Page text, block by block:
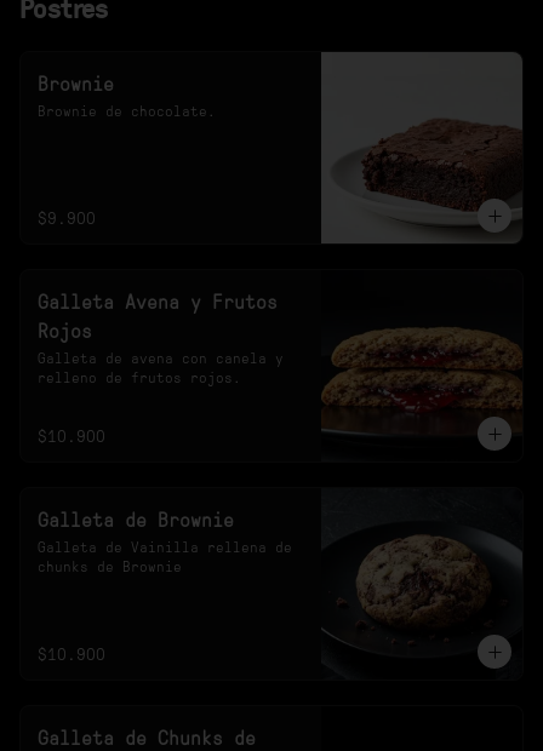
Brownie
Brownie de chocolate.
$9.900
Galleta Avena y Frutos
Rojos
Galleta de avena con canela y
relleno de frutos rojos.
$10.900
Galleta de Brownie
Galleta de Vainilla rellena de
chunks de Brownie
$10.900
Galleta de Chunks de